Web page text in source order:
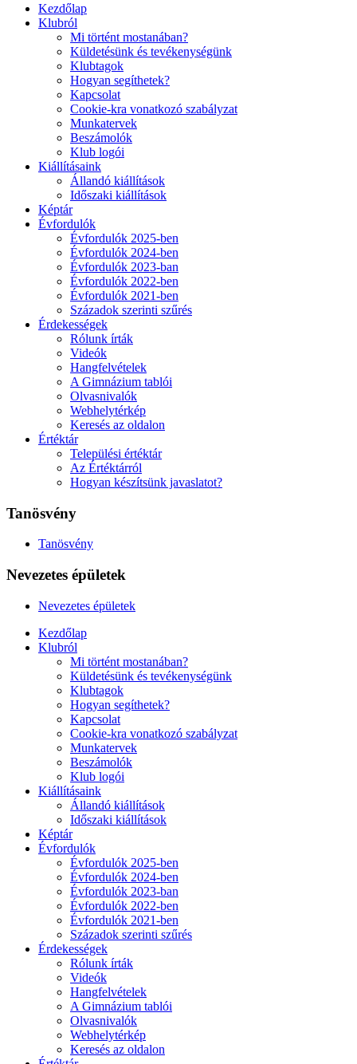
Kezdőlap
Klubról
Mi történt mostanában?
Küldetésünk és tevékenységünk
Klubtagok
Hogyan segíthetek?
Kapcsolat
Cookie-kra vonatkozó szabályzat
Munkatervek
Beszámolók
Klub logói
Kiállításaink
Állandó kiállítások
Időszaki kiállítások
Képtár
Évfordulók
Évfordulók 2025-ben
Évfordulók 2024-ben
Évfordulók 2023-ban
Évfordulók 2022-ben
Évfordulók 2021-ben
Századok szerinti szűrés
Érdekességek
Rólunk írták
Videók
Hangfelvételek
A Gimnázium tablói
Olvasnivalók
Webhelytérkép
Keresés az oldalon
Értéktár
Települési értéktár
Az Értéktárról
Hogyan készítsünk javaslatot?
Tanösvény
Tanösvény
Nevezetes épületek
Nevezetes épületek
Kezdőlap
Klubról
Mi történt mostanában?
Küldetésünk és tevékenységünk
Klubtagok
Hogyan segíthetek?
Kapcsolat
Cookie-kra vonatkozó szabályzat
Munkatervek
Beszámolók
Klub logói
Kiállításaink
Állandó kiállítások
Időszaki kiállítások
Képtár
Évfordulók
Évfordulók 2025-ben
Évfordulók 2024-ben
Évfordulók 2023-ban
Évfordulók 2022-ben
Évfordulók 2021-ben
Századok szerinti szűrés
Érdekességek
Rólunk írták
Videók
Hangfelvételek
A Gimnázium tablói
Olvasnivalók
Webhelytérkép
Keresés az oldalon